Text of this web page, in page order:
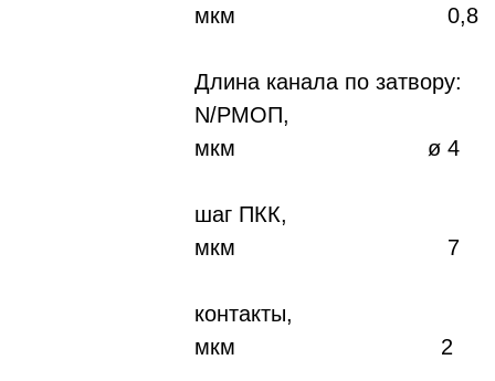
мкм 0,8
Длина канала по затвору:
N/PMOП,
мкм ø 4
шаг ПКК,
мкм 7
контакты,
мкм 2